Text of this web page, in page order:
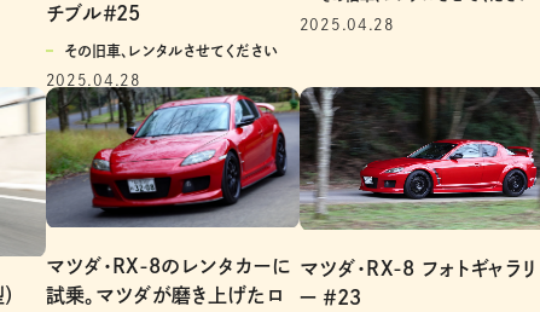
チブル＃25
その旧車、レンタルさせてください
2025.04.28
2025.04.28
マツダ・RX-8のレンタカーに
試乗。マツダが磨き上げたロ
マツダ・RX-8 フォトギャラリ
ー ＃2３